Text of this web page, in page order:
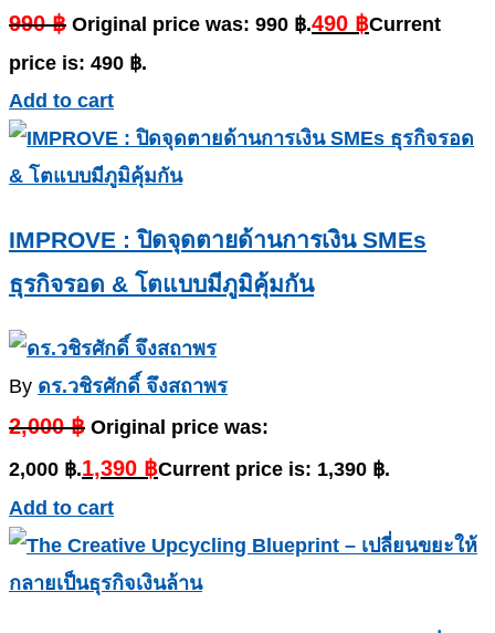
990฿ Original price was: 990 ฿.490 ฿Current
price is: 490 ฿.
Add to cart
IMPROVE : ปิดจุดตายด้านการเงิน SMEs
ธุรกิจรอด & โตแบบมีภูมิคุ้มกัน
By ดร.วชิรศักดิ์ จึงสถาพร
2,000฿ Original price was:
2,000 ฿.1,390 ฿Current price is: 1,390 ฿.
Add to cart